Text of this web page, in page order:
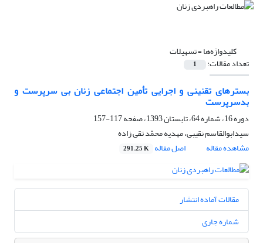
کلیدواژه‌ها =تسهیلات
تعداد مقالات: 1
بسترهای تقنینی و اجرایی تأمین اجتماعی زنان بی سرپرست و
بدسرپرست
دوره 16، شماره 64، تابستان 1393، صفحه
117-157
سیدابوالقاسم نقیبی، مهدیه محمّد تقی زاده
مشاهده مقاله
اصل مقاله 291.25 K
مقالات آماده انتشار
شماره جاری